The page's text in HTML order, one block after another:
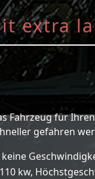
extra
Fahrzeug für
gefahren
keine
110 kw,